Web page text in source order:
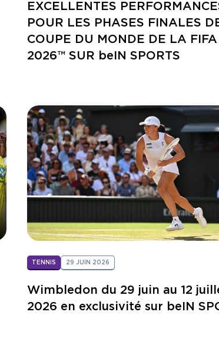
EXCELLENTES
POUR LES PHASES FINALES
COUPE DU MONDE DE LA FIFA
2026™ SUR beIN SPORTS
TENNIS 29 JUIN 2026
Wimbledon du 29 juin au 12
2026 en exclusivité sur beIN